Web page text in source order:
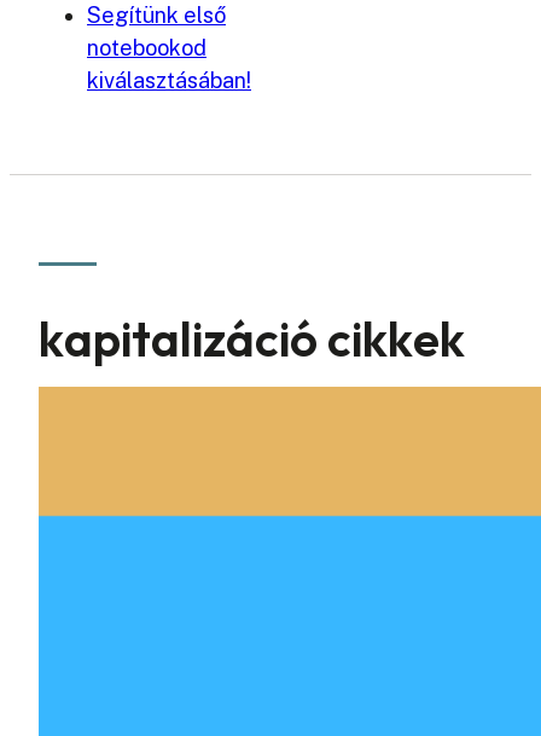
Segítünk első
notebookod
kiválasztásában!
kapitalizáció cikkek